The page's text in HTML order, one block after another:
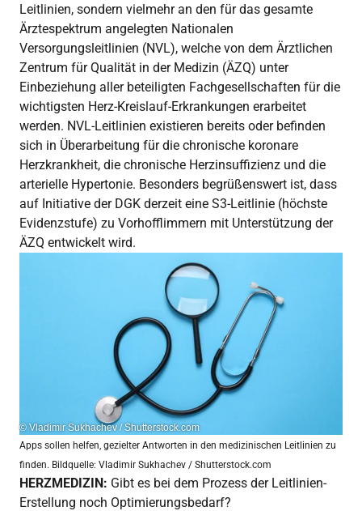
Leitlinien, sondern vielmehr an den für das gesamte
Ärztespektrum angelegten Nationalen
Versorgungsleitlinien (NVL), welche von dem Ärztlichen
Zentrum für Qualität in der Medizin (ÄZQ) unter
Einbeziehung aller beteiligten Fachgesellschaften für die
wichtigsten Herz-Kreislauf-Erkrankungen erarbeitet
werden. NVL-Leitlinien existieren bereits oder befinden
sich in Überarbeitung für die chronische koronare
Herzkrankheit, die chronische Herzinsuffizienz und die
arterielle Hypertonie. Besonders begrüßenswert ist, dass
auf Initiative der DGK derzeit eine S3-Leitlinie (höchste
Evidenzstufe) zu Vorhofflimmern mit Unterstützung der
ÄZQ entwickelt wird.
© Vladimir Sukhachev / Shutterstock.com
Apps sollen helfen, gezielter Antworten in den medizinischen Leitlinien zu
finden. Bildquelle: Vladimir Sukhachev / Shutterstock.com
HERZMEDIZIN: Gibt es bei dem Prozess der Leitlinien-
Erstellung noch Optimierungsbedarf?